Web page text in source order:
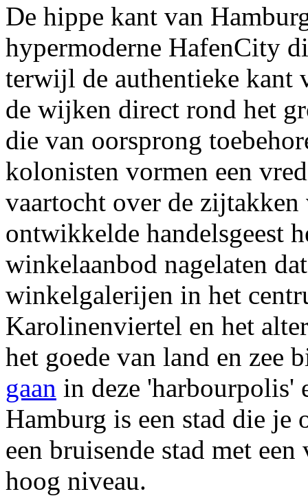
De hippe kant van
hypermoderne HafenCity
terwijl de authentieke kant
de wijken direct rond het
die van oorsprong
kolonisten vormen een
vaartocht over de zijtakken
ontwikkelde handelsgeest
winkelaanbod nagelaten
winkelgalerijen in het
Karolinenviertel en het
het goede van land en zee
gaan in deze 'harbourpolis'
Hamburg is een stad die je
een bruisende stad met
hoog niveau.